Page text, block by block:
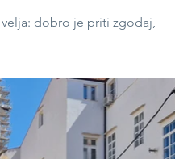
dobro je priti zgodaj,